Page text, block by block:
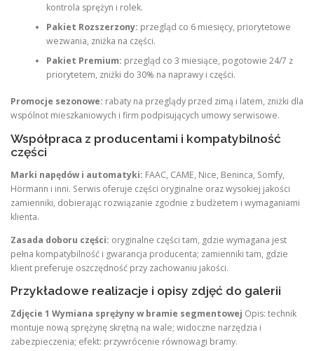
kontrola sprężyn i rolek.
Pakiet Rozszerzony: przegląd co 6 miesięcy, priorytetowe
wezwania, zniżka na części.
Pakiet Premium: przegląd co 3 miesiące, pogotowie 24/7 z
priorytetem, zniżki do 30% na naprawy i części.
Promocje sezonowe: rabaty na przeglądy przed zimą i latem, zniżki dla
wspólnot mieszkaniowych i firm podpisujących umowy serwisowe.
Współpraca z producentami i kompatybilność
części
Marki napędów i automatyki: FAAC, CAME, Nice, Beninca, Somfy,
Hörmann i inni. Serwis oferuje części oryginalne oraz wysokiej jakości
zamienniki, dobierając rozwiązanie zgodnie z budżetem i wymaganiami
klienta.
Zasada doboru części: oryginalne części tam, gdzie wymagana jest
pełna kompatybilność i gwarancja producenta; zamienniki tam, gdzie
klient preferuje oszczędność przy zachowaniu jakości.
Przykładowe realizacje i opisy zdjęć do galerii
Zdjęcie 1 Wymiana sprężyny w bramie segmentowej Opis: technik
montuje nową sprężynę skrętną na wale; widoczne narzędzia i
zabezpieczenia; efekt: przywrócenie równowagi bramy.